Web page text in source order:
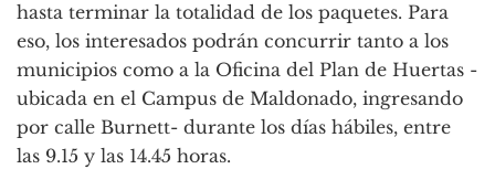
hasta terminar la totalidad de los paquetes. Para
eso, los interesados podrán concurrir tanto a los
municipios como a la Oficina del Plan de Huertas -
ubicada en el Campus de Maldonado, ingresando
por calle Burnett- durante los días hábiles, entre
las 9.15 y las 14.45 horas.